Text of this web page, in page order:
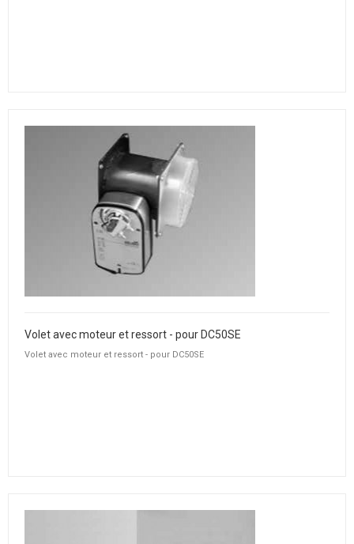
Volet avec moteur et ressort - pour DC50SE
Volet avec moteur et ressort - pour DC50SE